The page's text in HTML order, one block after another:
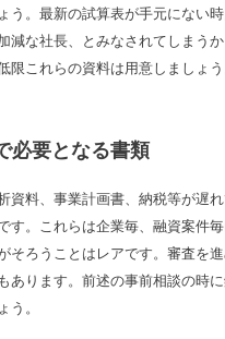
う。最新の試算表が手元にない
減な社長、とみなされてしまう
限これらの資料は用意しましょう
必要となる書類
資料、事業計画書、納税等が遅
す。これらは企業毎、融資案件
そろうことはレアです。審査を
あります。前述の事前相談の時
う。